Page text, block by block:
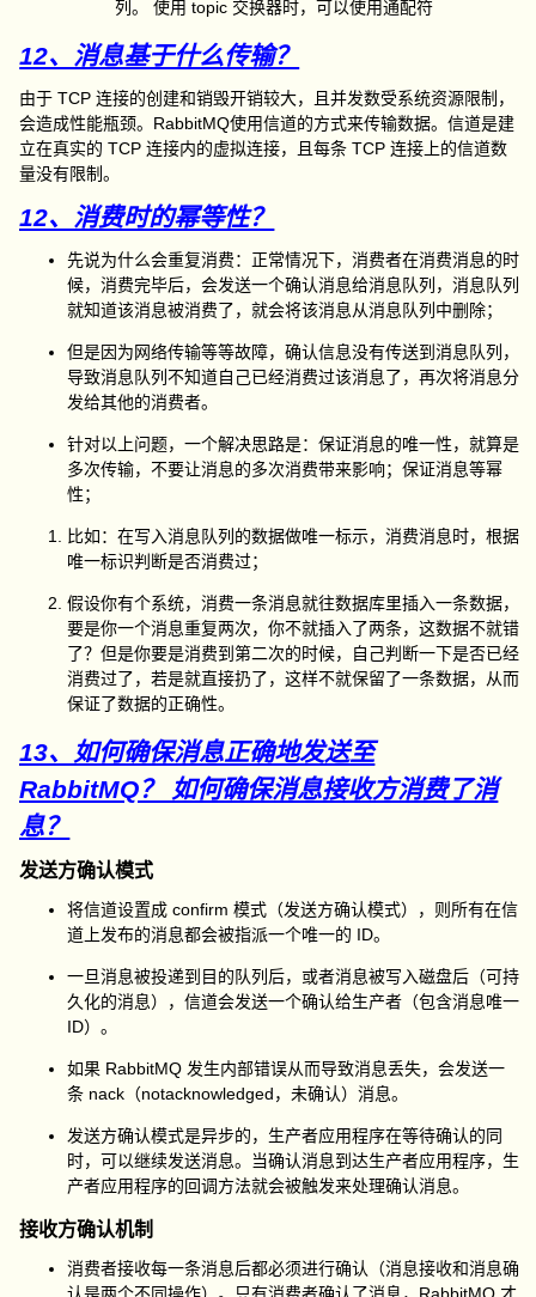
列。 使用 topic 交换器时，可以使用通配符
12、消息基于什么传输？
由于 TCP 连接的创建和销毁开销较大，且并发数受系统资源限制，
会造成性能瓶颈。RabbitMQ使用信道的方式来传输数据。信道是建
立在真实的 TCP 连接内的虚拟连接，且每条 TCP 连接上的信道数
量没有限制。
12、消费时的幂等性？
先说为什么会重复消费：正常情况下，消费者在消费消息的时
候，消费完毕后，会发送一个确认消息给消息队列，消息队列
就知道该消息被消费了，就会将该消息从消息队列中删除；
但是因为网络传输等等故障，确认信息没有传送到消息队列，
导致消息队列不知道自己已经消费过该消息了，再次将消息分
发给其他的消费者。
针对以上问题，一个解决思路是：保证消息的唯一性，就算是
多次传输，不要让消息的多次消费带来影响；保证消息等幂
性；
比如：在写入消息队列的数据做唯一标示，消费消息时，根据
唯一标识判断是否消费过；
假设你有个系统，消费一条消息就往数据库里插入一条数据，
要是你一个消息重复两次，你不就插入了两条，这数据不就错
了？但是你要是消费到第二次的时候，自己判断一下是否已经
消费过了，若是就直接扔了，这样不就保留了一条数据，从而
保证了数据的正确性。
13、如何确保消息正确地发送至
RabbitMQ？ 如何确保消息接收方消费了消
息？
发送方确认模式
将信道设置成 confirm 模式（发送方确认模式），则所有在信
道上发布的消息都会被指派一个唯一的 ID。
一旦消息被投递到目的队列后，或者消息被写入磁盘后（可持
久化的消息），信道会发送一个确认给生产者（包含消息唯一
ID）。
如果 RabbitMQ 发生内部错误从而导致消息丢失，会发送一
条 nack（notacknowledged，未确认）消息。
发送方确认模式是异步的，生产者应用程序在等待确认的同
时，可以继续发送消息。当确认消息到达生产者应用程序，生
产者应用程序的回调方法就会被触发来处理确认消息。
接收方确认机制
消费者接收每一条消息后都必须进行确认（消息接收和消息确
认是两个不同操作）。只有消费者确认了消息，RabbitMQ 才